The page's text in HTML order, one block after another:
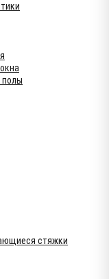
полы
стяжки